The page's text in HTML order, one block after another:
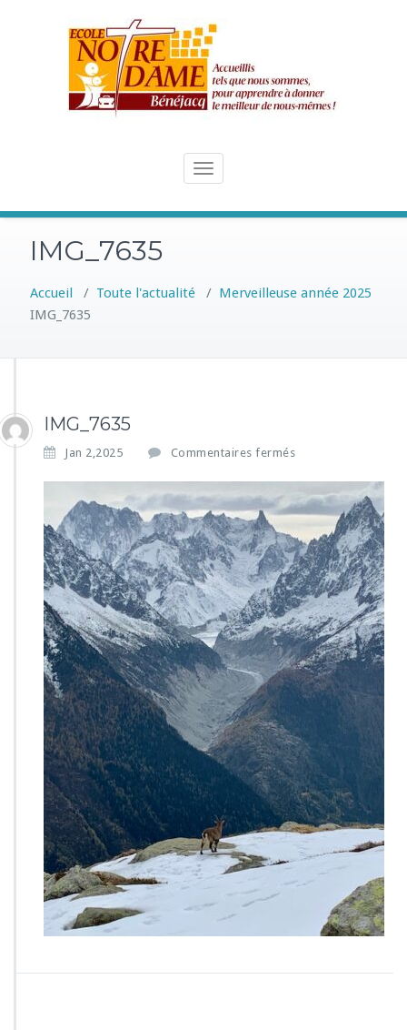
Toggle
IMG_7635
Accueil / Toute l'actualité / Merveilleuse année 2025
IMG_7635
IMG_7635
Jan 2,2025 Commentaires fermés
I
M
G
_
7
6
3
5